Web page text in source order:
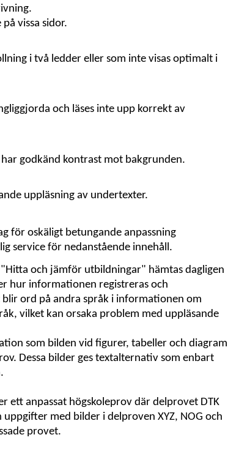
vissa sidor.
i två ledder eller som inte visas optimalt i
och läses inte upp korrekt av
godkänd kontrast mot bakgrunden.
uppläsning av undertexter.
för oskäligt betungande anpassning
service för nedanstående innehåll.
och jämför utbildningar" hämtas dagligen
hur informationen registreras och
ord på andra språk i informationen om
vilket kan orsaka problem med uppläsande
som bilden vid figurer, tabeller och diagram
Dessa bilder ges textalternativ som enbart
ett anpassat högskoleprov där delprovet DTK
med bilder i delproven XYZ, NOG och
provet.